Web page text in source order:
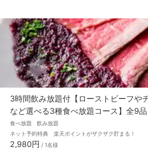
3時間飲み放題付【ローストビーフや
など選べる3種食べ放題コース】全9品
食べ放題
飲み放題
ネット予約特典 楽天ポイントがザクザク貯まる！
2,980円 / 1名様